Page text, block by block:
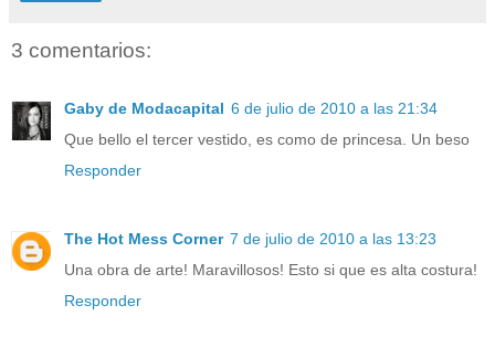
3 comentarios:
Gaby de Modacapital 6 de julio de 2010 a las 21:34
Que bello el tercer vestido, es como de princesa. Un beso
Responder
The Hot Mess Corner 7 de julio de 2010 a las 13:23
Una obra de arte! Maravillosos! Esto si que es alta costura!
Responder